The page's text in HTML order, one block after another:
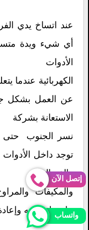
عند اتساخ يدي
أي شيء ويدة
الأدوات
الكهربائية عندما
عن العمل بشكل
الاستعانة بشركة
نسر الجنوب حتى
توجد داخل الأدوات
والغسالة
والمكيفات
خاص لتنظيفه
إتصل الآن
واتساب